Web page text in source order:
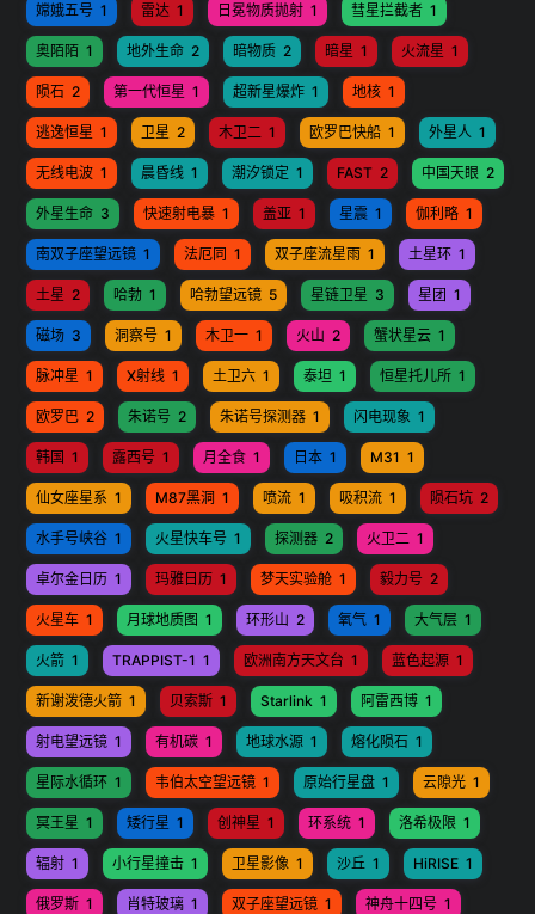
嫦娥五号 1 雷达 1 日冕物质抛射 1 彗星拦截者 1
奥陌陌 1 地外生命 2 暗物质 2 暗星 1 火流星 1
陨石 2 第一代恒星 1 超新星爆炸 1 地核 1
逃逸恒星 1 卫星 2 木卫二 1 欧罗巴快船 1 外星人 1
无线电波 1 晨昏线 1 潮汐锁定 1 FAST 2 中国天眼 2
外星生命 3 快速射电暴 1 盖亚 1 星震 1 伽利略 1
南双子座望远镜 1 法厄同 1 双子座流星雨 1 土星环 1
土星 2 哈勃 1 哈勃望远镜 5 星链卫星 3 星团 1
磁场 3 洞察号 1 木卫一 1 火山 2 蟹状星云 1
脉冲星 1 X射线 1 土卫六 1 泰坦 1 恒星托儿所 1
欧罗巴 2 朱诺号 2 朱诺号探测器 1 闪电现象 1
韩国 1 露西号 1 月全食 1 日本 1 M31 1
仙女座星系 1 M87黑洞 1 喷流 1 吸积流 1 陨石坑 2
水手号峡谷 1 火星快车号 1 探测器 2 火卫二 1
卓尔金日历 1 玛雅日历 1 梦天实验舱 1 毅力号 2
火星车 1 月球地质图 1 环形山 2 氧气 1 大气层 1
火箭 1 TRAPPIST-1 1 欧洲南方天文台 1 蓝色起源 1
新谢泼德火箭 1 贝索斯 1 Starlink 1 阿雷西博 1
射电望远镜 1 有机碳 1 地球水源 1 熔化陨石 1
星际水循环 1 韦伯太空望远镜 1 原始行星盘 1 云隙光 1
冥王星 1 矮行星 1 创神星 1 环系统 1 洛希极限 1
辐射 1 小行星撞击 1 卫星影像 1 沙丘 1 HiRISE 1
俄罗斯 1 肖特玻璃 1 双子座望远镜 1 神舟十四号 1